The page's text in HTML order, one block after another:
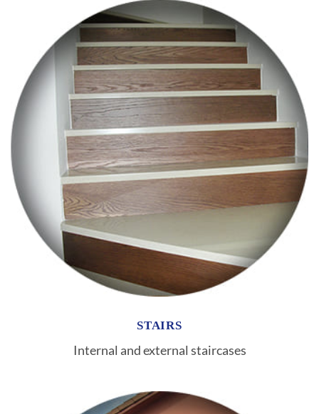
STAIRS
Internal and external staircases